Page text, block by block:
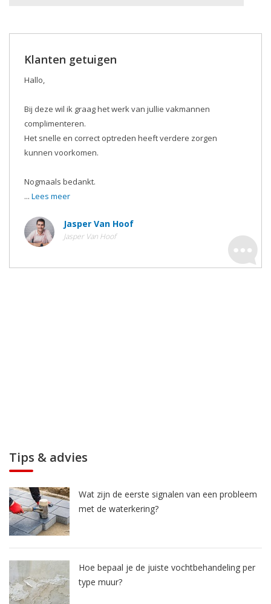
Klanten getuigen
Hallo,
Bij deze wil ik graag het werk van jullie vakmannen
complimenteren.
Het snelle en correct optreden heeft verdere zorgen
kunnen voorkomen.
Nogmaals bedankt.
... Lees meer
Jasper Van Hoof
Jasper Van Hoof
Tips & advies
Wat zijn de eerste signalen van een probleem
met de waterkering?
Hoe bepaal je de juiste vochtbehandeling per
type muur?